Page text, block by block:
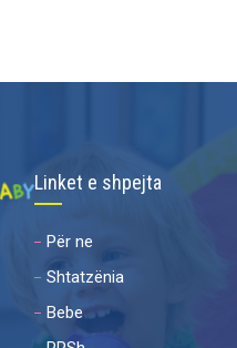
Linket e shpejta
Për ne
Shtatzënia
Bebe